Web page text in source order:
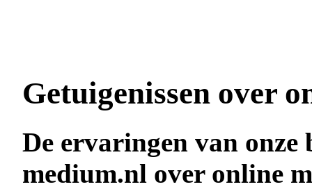
Getuigenissen over
De ervaringen van onze
medium.nl over online